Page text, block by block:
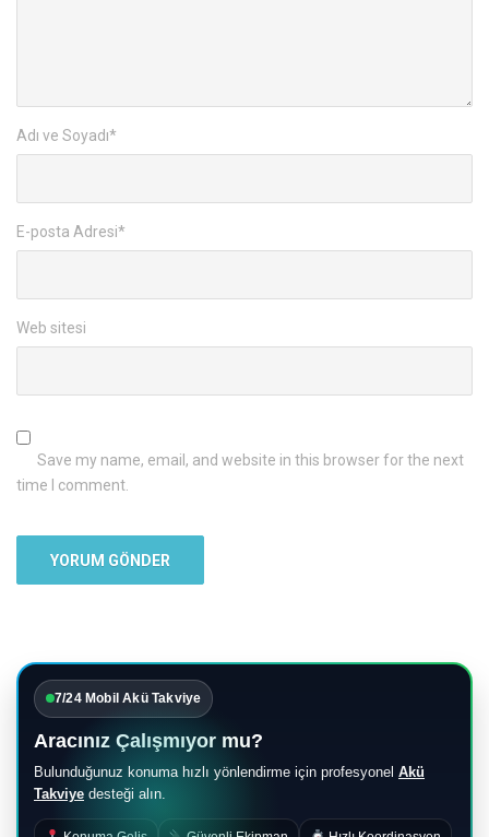
Adı ve Soyadı*
E-posta Adresi*
Web sitesi
Save my name, email, and website in this browser for the next
time I comment.
7/24 Mobil Akü Takviye
Aracınız Çalışmıyor mu?
Bulunduğunuz konuma hızlı yönlendirme için profesyonel Akü
Takviye desteği alın.